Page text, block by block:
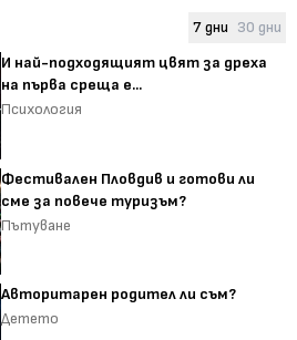
7 дни 30 дни
И най-подходящият цвят за дреха
на първа среща е...
Психология
Фестивален Пловдив и готови ли
сме за повече туризъм?
Пътуване
Авторитарен родител ли съм?
Детето